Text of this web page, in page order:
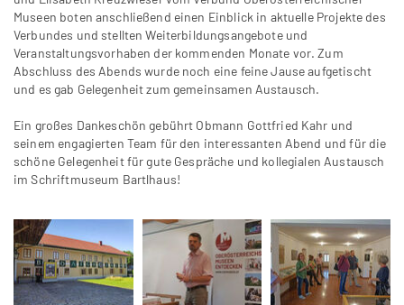
Museen boten anschließend einen Einblick in aktuelle Projekte des
Verbundes und stellten Weiterbildungsangebote und
Veranstaltungsvorhaben der kommenden Monate vor. Zum
Abschluss des Abends wurde noch eine feine Jause aufgetischt
und es gab Gelegenheit zum gemeinsamen Austausch.
Ein großes Dankeschön gebührt Obmann Gottfried Kahr und
seinem engagierten Team für den interessanten Abend und für die
schöne Gelegenheit für gute Gespräche und kollegialen Austausch
im Schriftmuseum Bartlhaus!